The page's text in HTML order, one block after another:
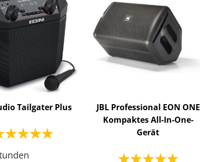
Tailgater Plus
JBL Professional EON ONE
Kompaktes All-In-One-
Gerät